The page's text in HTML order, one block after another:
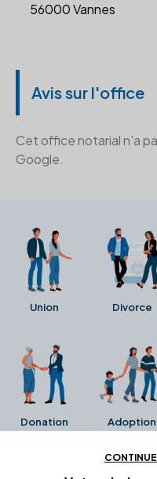
56000 Vannes
Avis sur l'office
Cet office notarial n'a
Google.
Union Divorce
Donation Adoption